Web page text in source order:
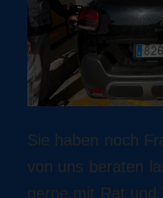
Sie haben noch
von uns beraten
gerne mit Rat und